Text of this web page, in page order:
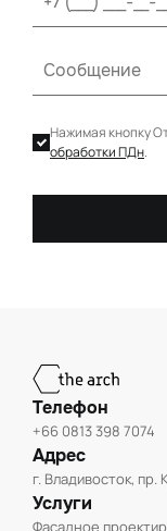
Нажимая кнопку
обработки ПДн.
Телефон
+66 0813 398 7074
Адрес
г. Владивосток, пр.
Услуги
Фасадное